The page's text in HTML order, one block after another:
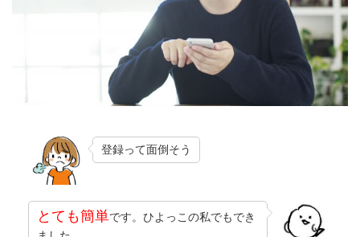
登録って面倒そう
とても簡単です。ひよっこの私でもでき